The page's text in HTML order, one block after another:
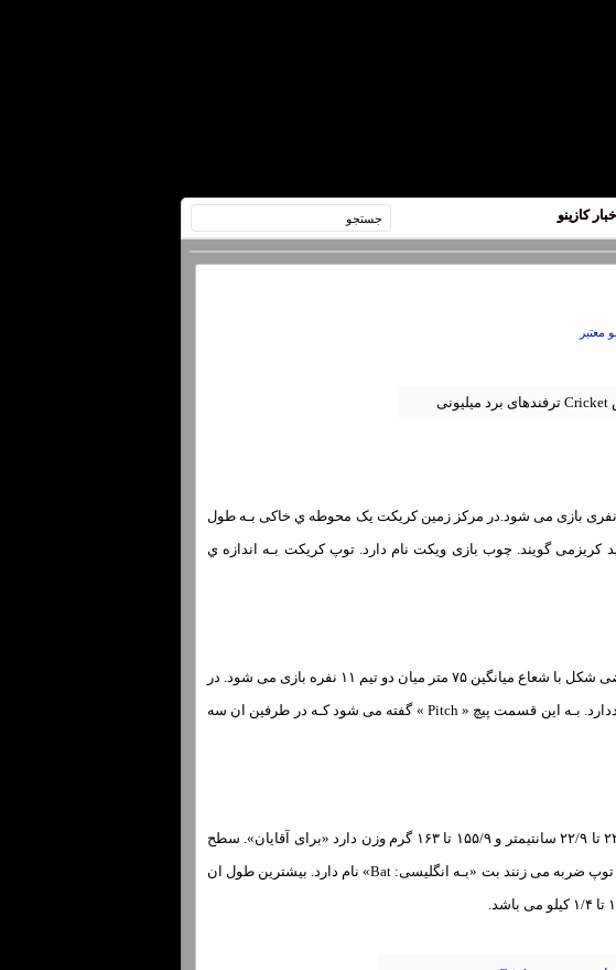
اخبار کازینو
معتبر
کریکت ورزشی اسـت کـه با چوب و توپ دریک زمین چمن بیضی شکل بین دو تیم 11 نفری بازی می شود.در مرکز زمین کریکت یک محوطه ي خاکی بـه طول
سفید کریزمی گویند. چوب بازی ویکت نام دارد. توپ کریکت بـه اندازه ي
کریکت « Cricket » یک ورزش تیمی بت و توپ اسـت کـه در زمین چمن دایره‌اي یا بیضی شکل با شعاع میانگین ۷۵ متر میان دو تیم ۱۱ نفره بازی می شود. در
مرکز زمین کریکت یک محوطه خاکی متراکم شده بـه طول ۲۲ یارد «۲۰٫۱۲ متر» وجوددارد. بـه این قسمت پیچ « Pitch » گفته می شود کـه در طرفین ان سه
و تمام این مجموعه باهم ویکت نامیده می شود. توپ کریکت دارای محیطی میان ۲۲/۴ تا ۲۲/۹ سانتیمتر و ۱۵۵/۹ تا ۱۶۳ گرم وزن دارد «برای آقایان». سطح
ان از چرم و مرکز ان از چوب پنبه پیچیده شده در نخ پرشده‌اسـت. چوبی کـه با ان بـه توپ ضربه می زنند بت «بـه انگلیسی: Bat» نام دارد. بیشترین طول ان